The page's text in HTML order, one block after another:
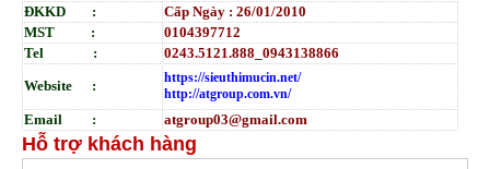
ĐKKD :
Cấp Ngày : 26/01/2010
MST :
0104397712
Tel :
0243.5121.888_0943138866
Website :
https://sieuthimucin.net/
http://atgroup.com.vn/
Email : atgroup03@gmail.com
Hỗ trợ khách hàng